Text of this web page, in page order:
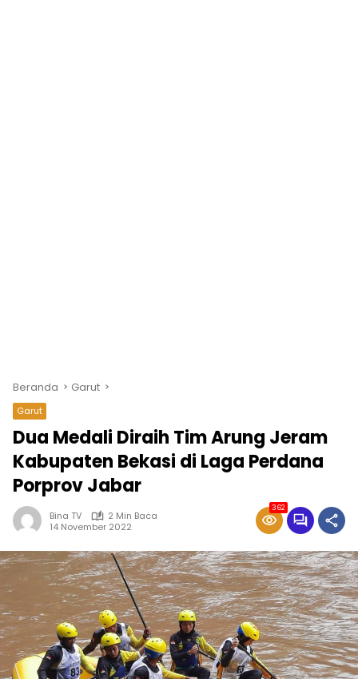
Beranda Garut
Garut
Dua Medali Diraih Tim Arung Jeram
Kabupaten Bekasi di Laga Perdana
Porprov Jabar
Bina TV
2 Min Baca
14 November 2022
362